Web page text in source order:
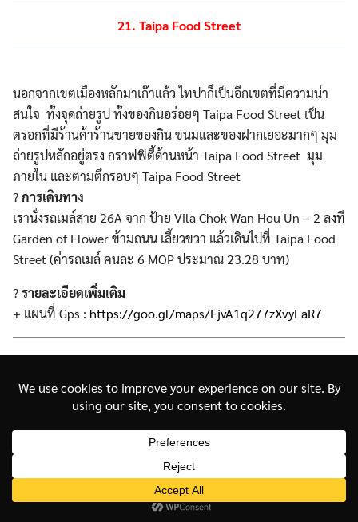
21. Taipa Food Street
นอกจากเขตเมืองหลักมาเก๊าแล้ว ไทปาก็เป็นอีกเขตที่มีความน่า
สนใจ ทั้งจุดถ่ายรูป ทั้งของกินอร่อยๆ Taipa Food Street เป็น
ตรอกที่มีร้านค้าร้านขายของกิน ขนมและของฝากเยอะมากๆ มุม
ถ่ายรูปหลักอยู่ตรง กราฟฟิตี้ด้านหน้า Taipa Food Street มุม
ภายใน และตามตึกรอบๆ Taipa Food Street
?การเดินทาง
เรานั่งรถเมล์สาย 26A จาก ป้าย Vila Chok Wan Hou Un – 2 ลงที
Garden of Flower ข้ามถนน เลี้ยวขวา แล้วเดินไปที่ Taipa Food
Street (ค่ารถเมล์ คนละ 6 MOP ประมาณ 23.28‬ บาท)
?รายละเอียดเพิ่มเติม
+ แผนที่ Gps : https://goo.gl/maps/EjvA1q277zXvyLaR7
22. Lord Stow’s Bakery (สาขา Taipa Food Street)
Lord Stow’s Bakery ร้านทาร์ตไข่ ร้านเด็ดร้านดังของมาเก๊า มี
หลายสาขาให้เลือก ราคาชิ้นละ 10 MOP (ประมาณ 38.80 บาท)
ซื้อ 6 ชิ้น ราคา 55 MOP( ประมาณ 213.40 บาท) ลดไป 5
MOP(ประมาณ 19.40 บาท) สามารถซื้อกลับไปเป็นของฝากได้ด้วย
รสชาติหวานมันกลมกล่อม ไม่หวานเกินไป